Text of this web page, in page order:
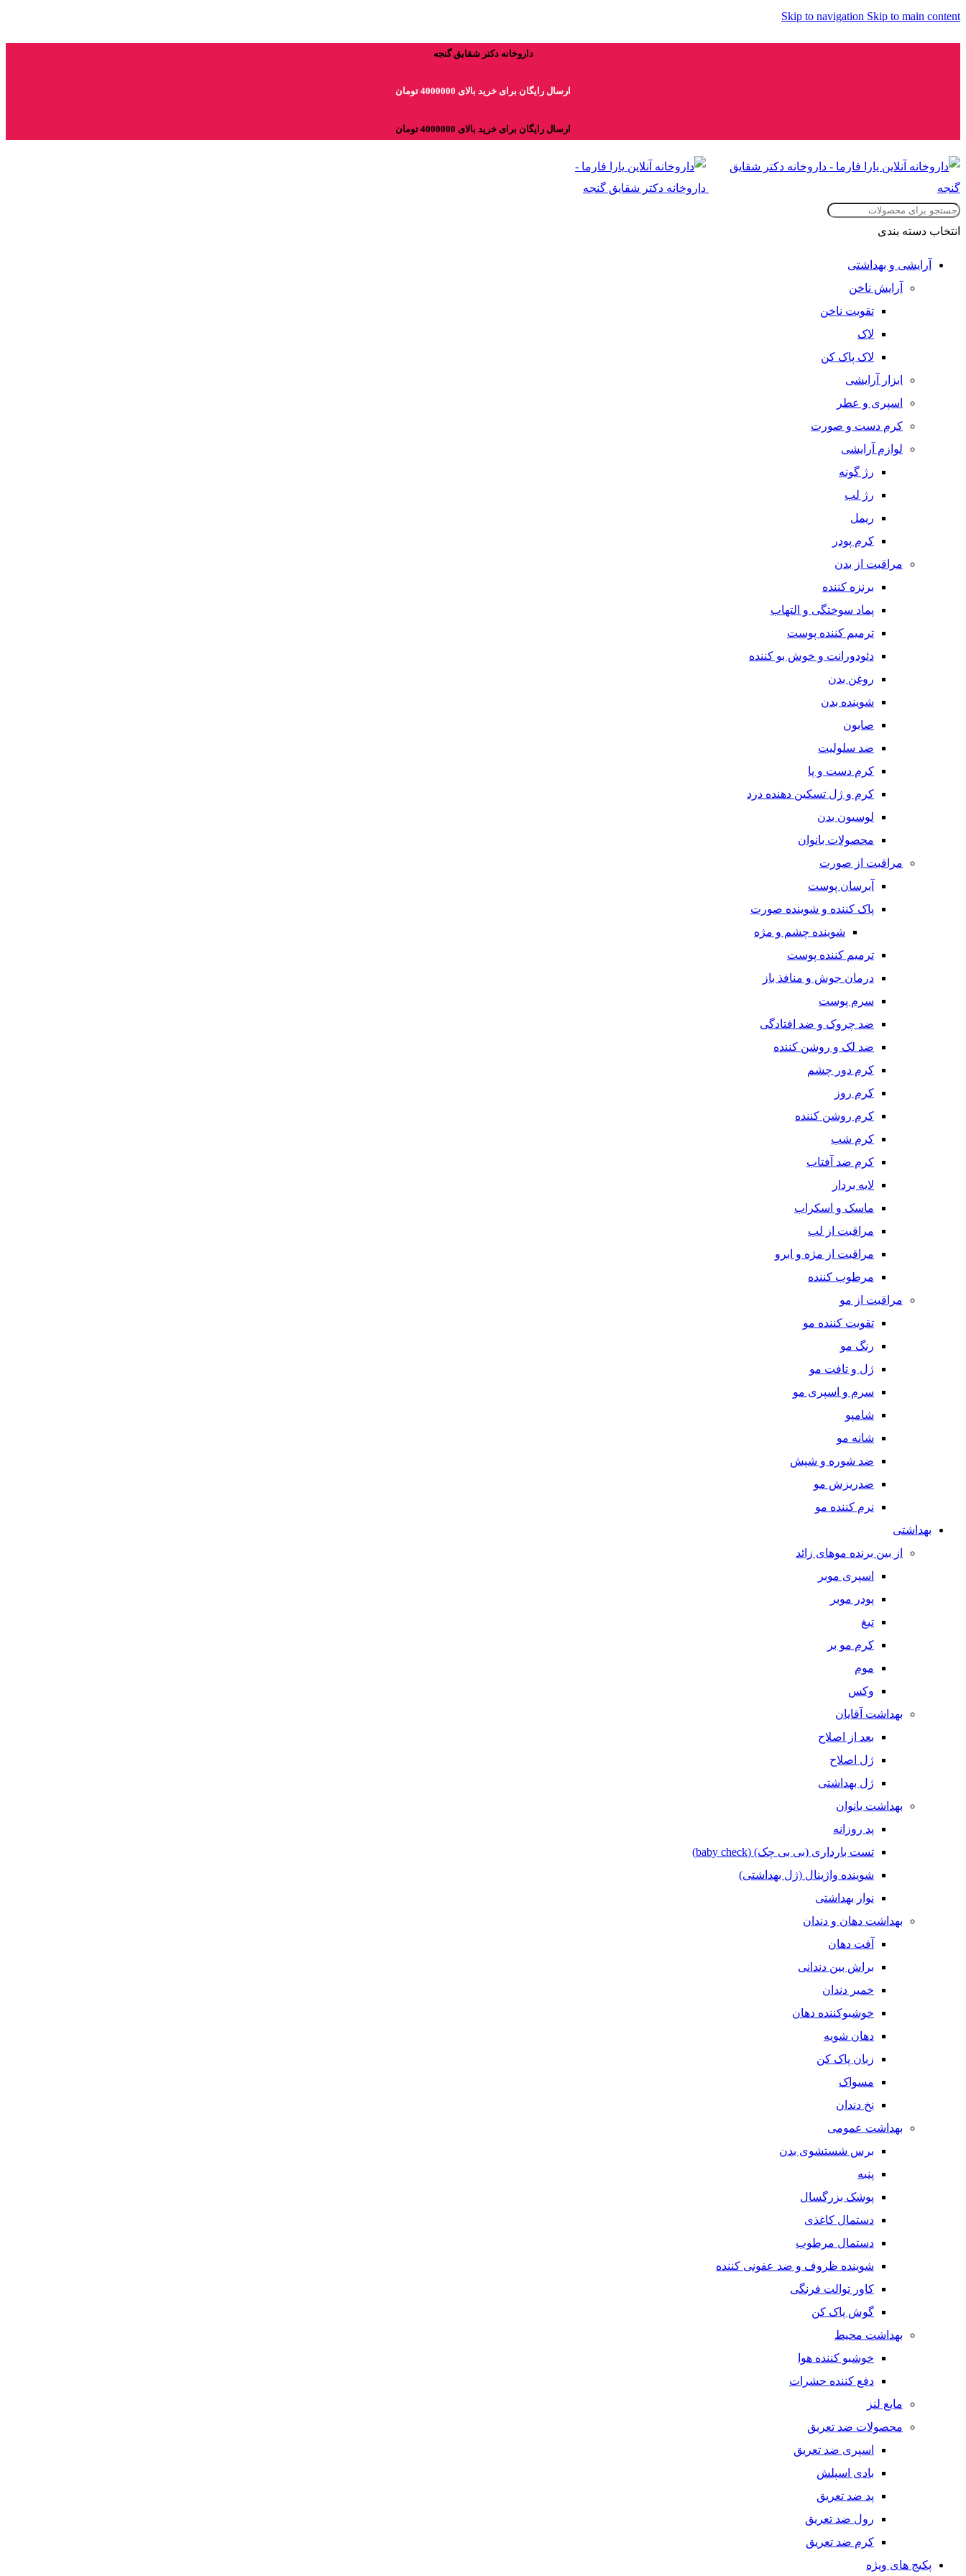
Skip to navigation Skip to main content
داروخانه دکتر شقایق گنجه
ارسال رایگان برای خرید بالای 4000000 تومان
ارسال رایگان برای خرید بالای 4000000 تومان
انتخاب دسته بندی
آرایشی و بهداشتی
آرایش ناخن
تقویت ناخن
لاک
لاک پاک کن
ابزار آرایشی
اسپری و عطر
کرم دست و صورت
لوازم آرایشی
رژ گونه
رژ لب
ریمل
کرم پودر
مراقبت از بدن
برنزه کننده
پماد سوختگی و التهاب
ترمیم کننده پوست
دئودورانت و خوش بو کننده
روغن بدن
شوینده بدن
صابون
ضد سلولیت
کرم دست و پا
کرم و ژل تسکین دهنده درد
لوسیون بدن
محصولات بانوان
مراقبت از صورت
آبرسان پوست
پاک کننده و شوینده صورت
شوینده چشم و مژه
ترمیم کننده پوست
درمان جوش و منافذ باز
سرم پوست
ضد چروک و ضد افتادگی
ضد لک و روشن کننده
کرم دور چشم
کرم روز
کرم روشن کننده
کرم شب
کرم ضد آفتاب
لایه بردار
ماسک و اسکراب
مراقبت از لب
مراقبت از مژه و ابرو
مرطوب کننده
مراقبت از مو
تقویت کننده مو
رنگ مو
ژل و تافت مو
سرم و اسپری مو
شامپو
شانه مو
ضد شوره و شپش
ضدریزش مو
نرم کننده مو
بهداشتی
از بین برنده موهای زائد
اسپری موبر
پودر موبر
تیغ
کرم مو بر
موم
وکس
بهداشت آقایان
بعد از اصلاح
ژل اصلاح
ژل بهداشتی
بهداشت بانوان
پد روزانه
تست بارداری (بی بی چک) (baby check)
شوینده واژینال (ژل بهداشتی)
نوار بهداشتی
بهداشت دهان و دندان
آفت دهان
براش بین دندانی
خمیر دندان
خوشبوکننده دهان
دهان شویه
زبان پاک کن
مسواک
نخ دندان
بهداشت عمومی
برس شستشوی بدن
پنبه
پوشک بزرگسال
دستمال کاغذی
دستمال مرطوب
شوینده ظروف و ضد عفونی کننده
کاور توالت فرنگی
گوش پاک کن
بهداشت محیط
خوشبو کننده هوا
دفع کننده حشرات
مایع لنز
محصولات ضد تعریق
اسپری ضد تعریق
بادی اسپلش
پد ضد تعریق
رول ضد تعریق
کرم ضد تعریق
پکیج های ویژه